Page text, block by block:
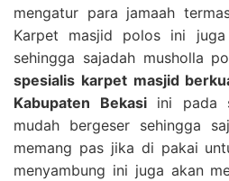
mengatur para jamaah
Karpet masjid polos ini
sehingga sajadah musholla
spesialis karpet masjid
Kabupaten Bekasiini pada
mudah bergeser sehingga
memang pas jika di pakai
menyambung ini juga akan